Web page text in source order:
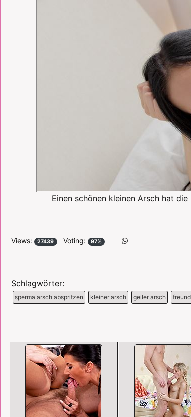
Einen schönen kleinen Arsch hat
Views: 27439 Voting: 97%
Schlagwörter:
sperma arsch abspritzen kleiner arsch geiler arsch